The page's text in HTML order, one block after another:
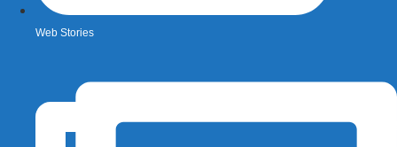
Web Stories